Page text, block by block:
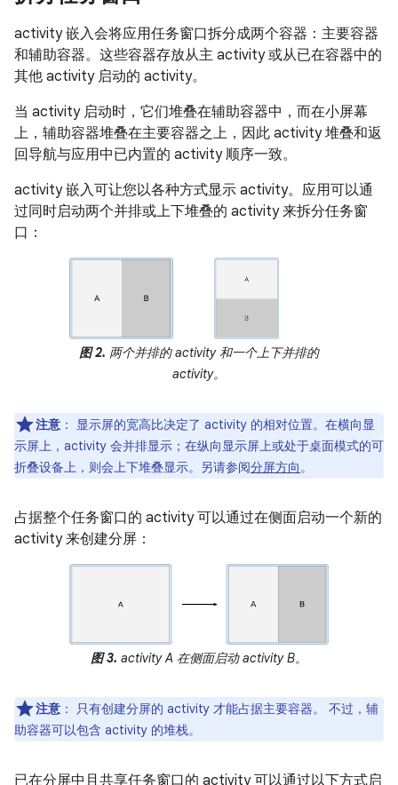
activity 嵌入会将应用任务窗口拆分成两个容器：主要容器
和辅助容器。这些容器存放从主 activity 或从已在容器中的
其他 activity 启动的 activity。
当 activity 启动时，它们堆叠在辅助容器中，而在小屏幕
上，辅助容器堆叠在主要容器之上，因此 activity 堆叠和返
回导航与应用中已内置的 activity 顺序一致。
activity 嵌入可让您以各种方式显示 activity。应用可以通
过同时启动两个并排或上下堆叠的 activity 来拆分任务窗
口：
图 2. 两个并排的 activity 和一个上下并排的
activity。
注意 ：
显示屏的宽高比决定了 activity 的相对位置。在横向显
示屏上，activity 会并排显示；在纵向显示屏上或处于桌面模式的可
折叠设备上，则会上下堆叠显示。另请参阅分屏方向。
占据整个任务窗口的 activity 可以通过在侧面启动一个新的
activity 来创建分屏：
图 3. activity A 在侧面启动 activity B。
注意 ：
只有创建分屏的 activity 才能占据主要容器。 不过，辅
助容器可以包含 activity 的堆栈。
已在分屏中且共享任务窗口的 activity 可以通过以下方式启